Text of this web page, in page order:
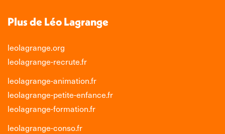
Plus de Léo Lagrange
leolagrange.org
leolagrange-recrute.fr
leolagrange-animation.fr
leolagrange-petite-enfance.fr
leolagrange-formation.fr
leolagrange-conso.fr